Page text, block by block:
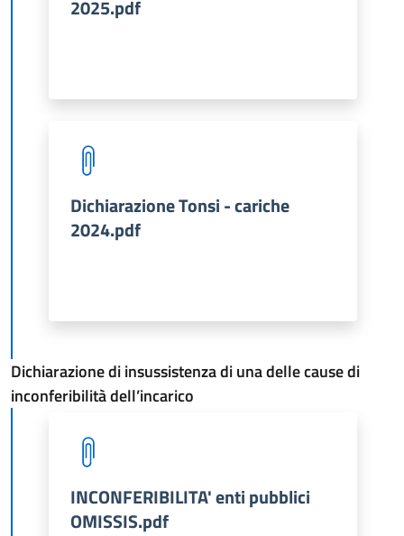
2025.pdf
Dichiarazione Tonsi - cariche
2024.pdf
Dichiarazione di insussistenza di una delle cause di
inconferibilità dell’incarico
INCONFERIBILITA' enti pubblici
OMISSIS.pdf